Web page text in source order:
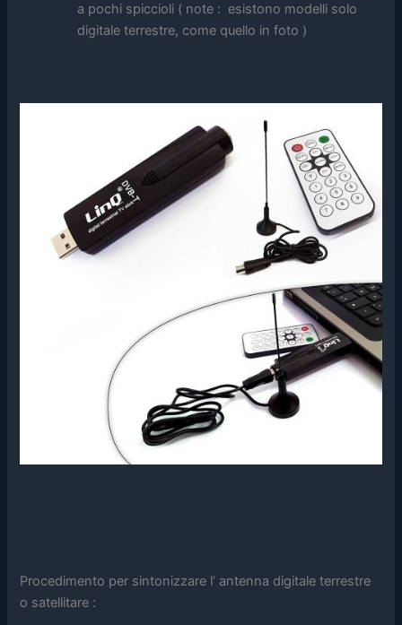
a pochi spiccioli ( note : esistono modelli solo
digitale terrestre, come quello in foto )
Procedimento per sintonizzare l’ antenna digitale terrestre
o satellitare :